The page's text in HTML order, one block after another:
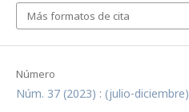
Número
Núm. 37 (2023) : (julio-diciembre)
Más formatos de cita